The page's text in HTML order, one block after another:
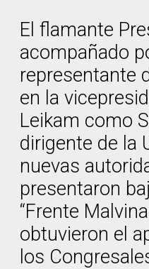
El flamante
acompañado
representante
en la
Leikam como
dirigente de la
nuevas
presentaron
“Frente
obtuvieron el
los